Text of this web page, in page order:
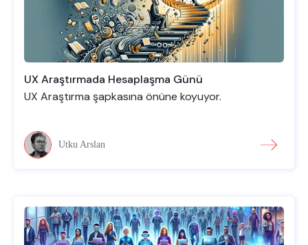
UX Araştırmada Hesaplaşma Günü
UX Araştırma şapkasına önüne koyuyor.
Utku Arslan